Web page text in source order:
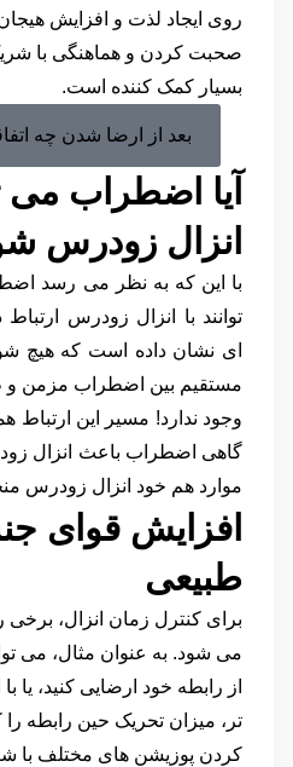
روی ایجاد لذت و افزایش
صحبت کردن و هماهنگی با
بسیار کمک کننده است.
بعد از ارضا شدن چه
آیا اضطراب می
انزال زودرس
با این که به نظر می رسد
توانند با انزال زودرس
ای نشان داده است که هیچ
مستقیم بین اضطراب مزمن و
وجود ندارد! مسیر این
گاهی اضطراب باعث انزال
موارد هم خود انزال زودرس
افزایش قوای
طبیعی
برای کنترل زمان انزال، برخی
می شود. به عنوان مثال، می
از رابطه خود ارضایی کنید، یا
تر، میزان تحریک حین رابطه
کردن پوزیشن های مختلف با